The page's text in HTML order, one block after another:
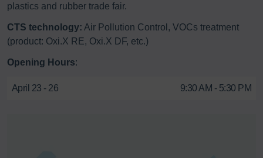
plastics and rubber trade fair.
CTS technology: Air Pollution Control, VOCs treatment
(product: Oxi.X RE, Oxi.X DF, etc.)
Opening Hours:
April 23 - 26 9:30 AM - 5:30 PM